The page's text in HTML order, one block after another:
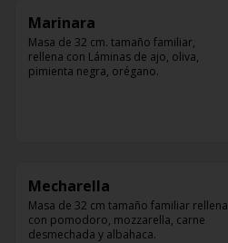
Marinara
Masa de 32 cm. tamaño familiar,
rellena con Láminas de ajo, oliva,
pimienta negra, orégano.
Mecharella
Masa de 32 cm tamaño familiar rellena
con pomodoro, mozzarella, carne
desmechada y albahaca.